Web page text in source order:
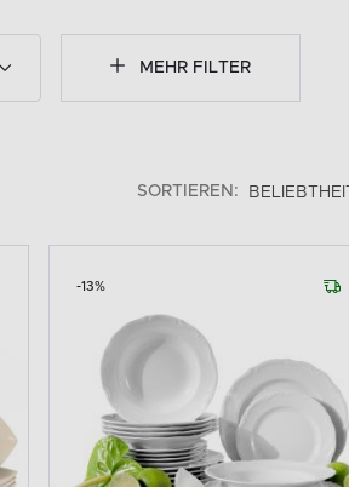
MEHR FILTER
SORTIEREN: BELIEBTHEIT
-13%